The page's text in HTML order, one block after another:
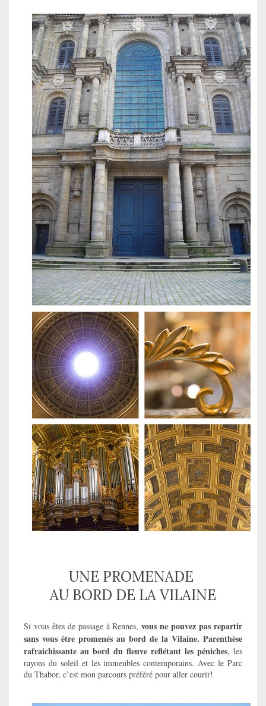
UNE PROMENADE
AU BORD DE LA VILAINE
Si vous êtes de passage à Rennes,vous ne pouvez pas repartir
sans vous être promenés au bord de la Vilaine. Parenthèse
rafraichissante au bord du fleuve reflétant les péniches, les
rayons du soleil et les immeubles contemporains. Avec le Parc
du Thabor, c’est mon parcours préféré pour aller courir!